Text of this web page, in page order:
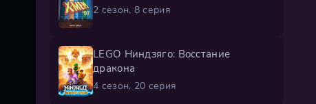
2 сезон, 8 серия
LEGO Ниндзяго: Восстание
дракона
4 сезон, 20 серия